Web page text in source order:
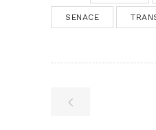
SENACE